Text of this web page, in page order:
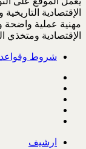
الإقتصادية
مهنية عملية
الإقتصادية ومتخذي
شروط وقواعد
ارشيف